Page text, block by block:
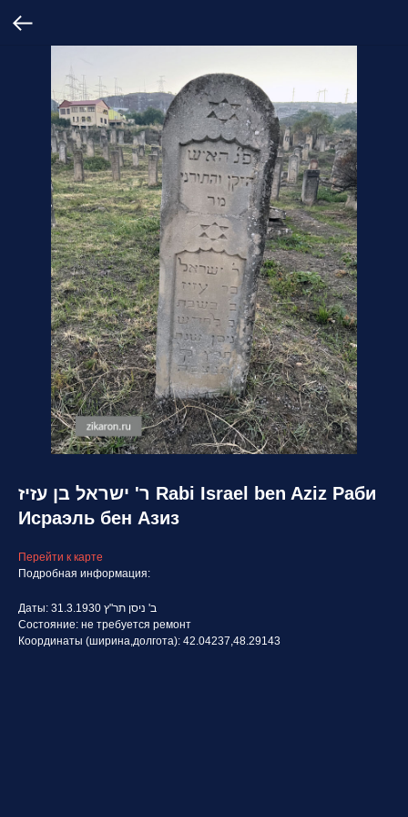
ר' ישראל בן עזיז Rabi Israel ben Aziz Раби
Исраэль бен Азиз
Перейти к карте
Подробная информация:
Даты: 31.3.1930 ב' ניסן תר"ץ
Состояние: не требуется ремонт
Координаты (ширина,долгота): 42.04237,48.29143